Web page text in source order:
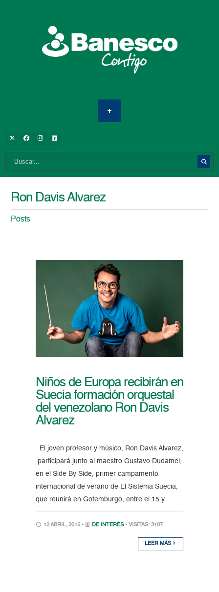
Ron Davis Alvarez
Posts
Niños de Europa recibirán en
Suecia formación orquestal
del venezolano Ron Davis
Alvarez
El joven profesor y músico, Ron Davis Alvarez,
participará junto al maestro Gustavo Dudamel,
en el Side By Side, primer campamento
internacional de verano de El Sistema Suecia,
que reunirá en Gotemburgo, entre el 15 y
12 ABRIL, 2015 • DE INTERÉS • VISITAS: 3107
LEER MÁS